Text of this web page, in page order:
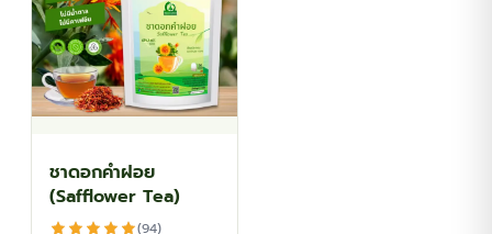
ชาดอกคำฝอย
(Safflower Tea)
(94)